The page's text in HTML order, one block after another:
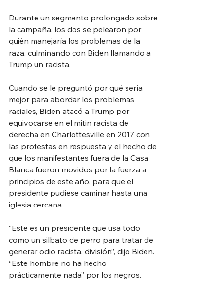
Durante un segmento prolongado sobre
la campaña, los dos se pelearon por
quién manejaría los problemas de la
raza, culminando con Biden llamando a
Trump un racista.
Cuando se le preguntó por qué sería
mejor para abordar los problemas
raciales, Biden atacó a Trump por
equivocarse en el mitin racista de
derecha en Charlottesville en 2017 con
las protestas en respuesta y el hecho de
que los manifestantes fuera de la Casa
Blanca fueron movidos por la fuerza a
principios de este año, para que el
presidente pudiese caminar hasta una
iglesia cercana.
“Este es un presidente que usa todo
como un silbato de perro para tratar de
generar odio racista, división”, dijo Biden.
“Este hombre no ha hecho
prácticamente nada” por los negros.